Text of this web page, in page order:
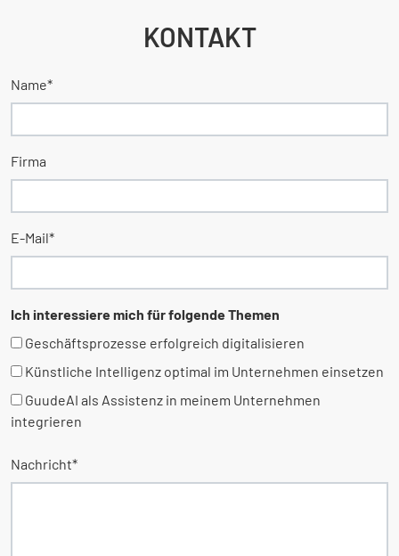
KONTAKT
Name*
Firma
E-Mail*
Ich interessiere mich für folgende Themen
Geschäftsprozesse erfolgreich digitalisieren
Künstliche Intelligenz optimal im Unternehmen einsetzen
GuudeAI als Assistenz in meinem Unternehmen
integrieren
Nachricht*